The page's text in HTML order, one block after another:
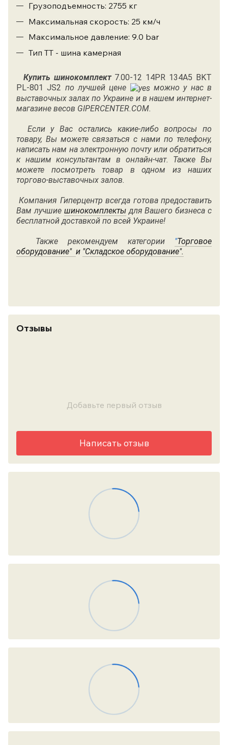
Грузоподъемность: 2755 кг
Максимальная скорость: 25 км/ч
Максимальное давление: 9.0 bar
Тип ТТ - шина камерная
Купить шинокомплект 7.00-12 14PR 134A5 BKT
PL-801 JS2 по лучшей цене
можно у нас в
выставочных залах по Украине и в нашем интернет-
магазине весов GIPERCENTER.COM.
Если у Вас остались какие-либо вопросы по
товару, Вы можете связаться с нами по телефону,
написать нам на электронную почту или обратиться
к нашим консультантам в онлайн-чат. Также Вы
можете посмотреть товар в одном из наших
торгово-выставочных залов.
Компания Гиперцентр всегда готова предоставить
Вам лучшие шинокомплектыдля Вашего бизнеса с
бесплатной доставкой по всей Украине!
Также рекомендуем категории "Торговое
оборудование" и "Складское оборудование".
Отзывы
Добавьте первый отзыв
Написать отзыв